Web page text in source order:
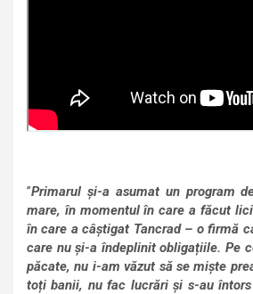
”Primarul și-a asumat un program
mare, în momentul în care a făcut
în care a câștigat Tancrad – o firmă
care nu și-a îndeplinit obligațiile. Pe
păcate, nu i-am văzut să se miște
toți banii, nu fac lucrări și s-au